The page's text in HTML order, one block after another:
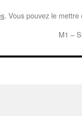
. Vous pouvez le
M1 –